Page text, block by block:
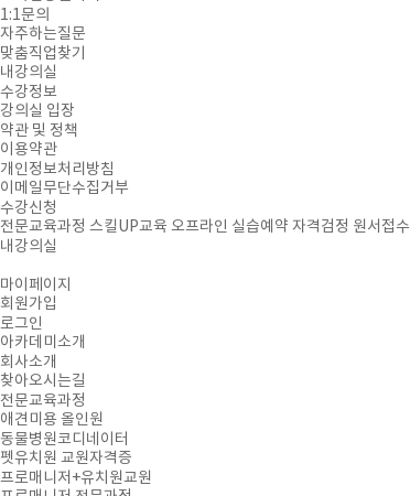
1:1문의
자주하는질문
맞춤직업찾기
내강의실
수강정보
강의실 입장
약관 및 정책
이용약관
개인정보처리방침
이메일무단수집거부
수강신청
전문교육과정 스킬UP교육 오프라인 실습예약 자격검정 원서접수
내강의실
마이페이지
회원가입
로그인
아카데미소개
회사소개
찾아오시는길
전문교육과정
애견미용 올인원
동물병원코디네이터
펫유치원 교원자격증
프로매니저+유치원교원